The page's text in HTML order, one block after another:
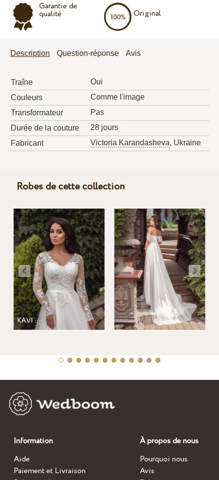
Garantie de
qualité Original
Description Question-réponse Avis
Traîne
Oui
Couleurs
Comme l'image
Transformateur
Pas
Durée de la couture
28 jours
Fabricant
Victoria Karandasheva, Ukraine
Robes de cette collection
Information
Aide
Paiement et Livraison
À propos de nous
Pourquoi nous
Avis